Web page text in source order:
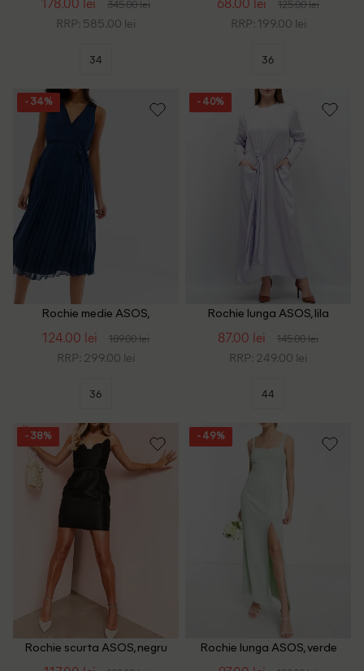
345.00 lei
RRP: 585.00 lei
34
125.00 lei
RRP: 199.00 lei
36
- 34%
Rochie medie ASOS,
124.00 lei 189.00 lei
RRP: 299.00 lei
36
- 40%
Rochie lunga ASOS, lila
87.00 lei 145.00 lei
RRP: 249.00 lei
44
- 38%
Rochie scurta ASOS, negru
- 49%
Rochie lunga ASOS, verde